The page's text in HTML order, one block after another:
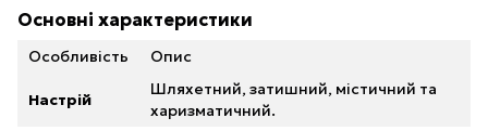
Основні характеристики
Особливість Опис
Настрій
Шляхетний, затишний, містичний та
харизматичний.